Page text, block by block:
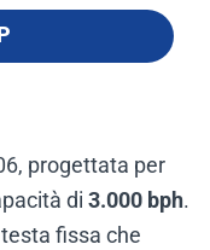
progettata per
di 3.000 bph.
fissa che